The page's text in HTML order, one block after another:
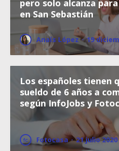
pero solo alcanza
en San Sebastián
Anaïs López · 19
Los españoles tienen
sueldo de 6 años a
según InfoJobs y
Fotocasa · 21 julio 2020